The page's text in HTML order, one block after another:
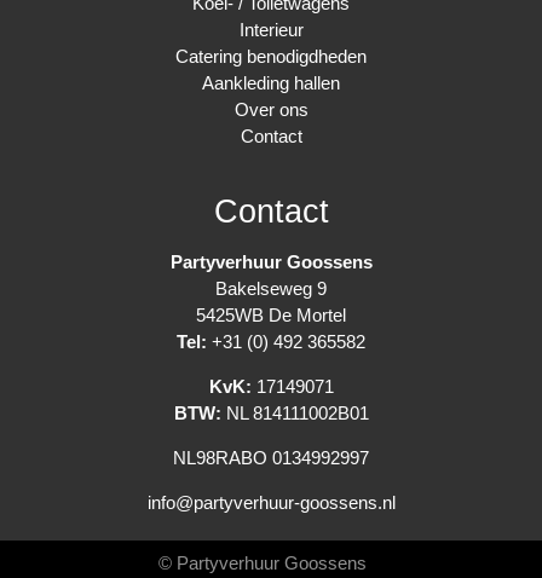
Interieur
Catering benodigdheden
Aankleding hallen
Over ons
Contact
Contact
Partyverhuur Goossens
Bakelseweg 9
5425WB De Mortel
Tel: +31 (0) 492 365582
KvK: 17149071
BTW: NL 814111002B01
NL98RABO 0134992997
info@partyverhuur-goossens.nl
© Partyverhuur Goossens